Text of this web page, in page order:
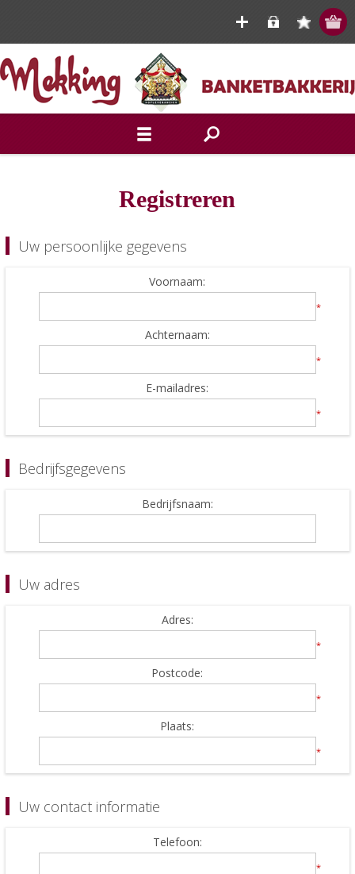
Registreren
Uw persoonlijke gegevens
Voornaam:
*
Achternaam:
*
E-mailadres:
*
Bedrijfsgegevens
Bedrijfsnaam:
Uw adres
Adres:
*
Postcode:
*
Plaats:
*
Uw contact informatie
Telefoon:
*